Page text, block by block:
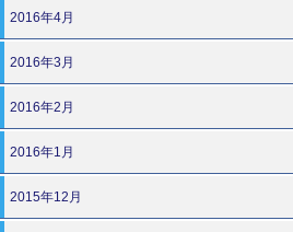
2016年4月
2016年3月
2016年2月
2016年1月
2015年12月